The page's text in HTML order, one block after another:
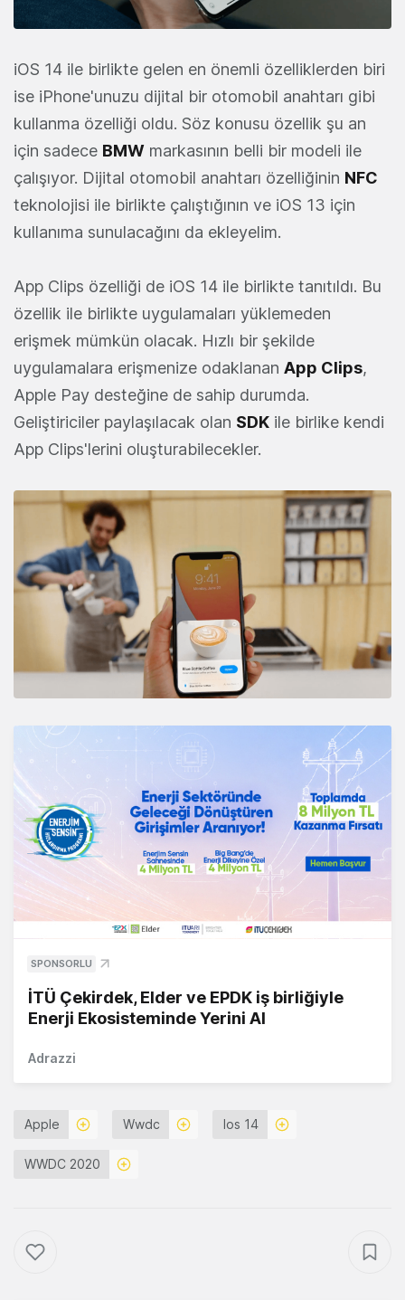
iOS 14 ile birlikte gelen en önemli özelliklerden biri
ise iPhone'unuzu dijital bir otomobil anahtarı gibi
kullanma özelliği oldu. Söz konusu özellik şu an
için sadece BMW markasının belli bir modeli ile
çalışıyor. Dijital otomobil anahtarı özelliğinin NFC
teknolojisi ile birlikte çalıştığının ve iOS 13 için
kullanıma sunulacağını da ekleyelim.
App Clips özelliği de iOS 14 ile birlikte tanıtıldı. Bu
özellik ile birlikte uygulamaları yüklemeden
erişmek mümkün olacak. Hızlı bir şekilde
uygulamalara erişmenize odaklanan App Clips,
Apple Pay desteğine de sahip durumda.
Geliştiriciler paylaşılacak olan SDK ile birlike kendi
App Clips'lerini oluşturabilecekler.
SPONSORLU
İTÜ Çekirdek, Elder ve EPDK iş birliğiyle
Enerji Ekosisteminde Yerini Al
Adrazzi
Apple Wwdc Ios 14
WWDC 2020